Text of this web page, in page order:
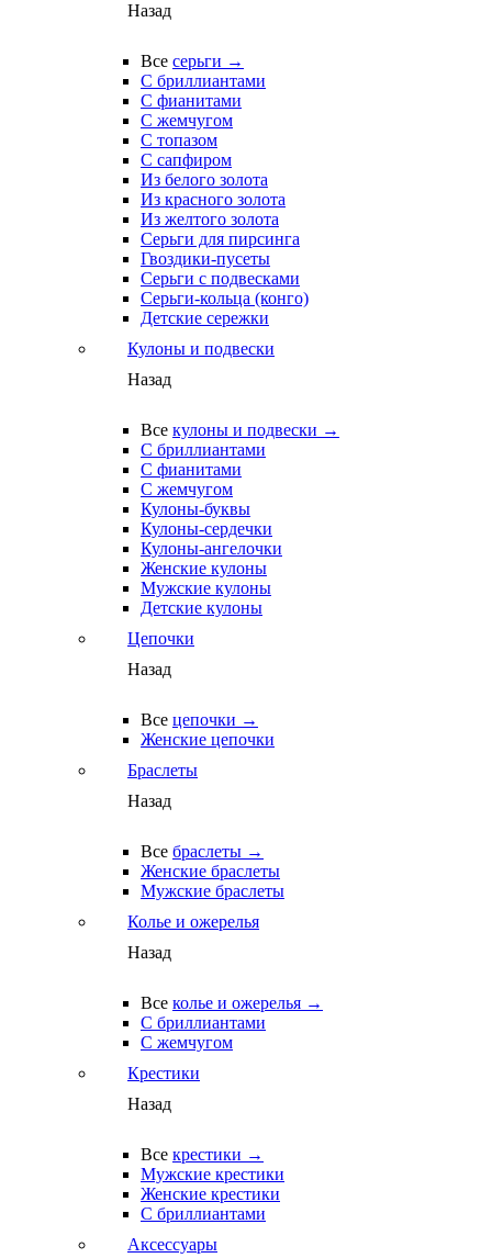
Назад
Все серьги →
С бриллиантами
С фианитами
С жемчугом
С топазом
С сапфиром
Из белого золота
Из красного золота
Из желтого золота
Серьги для пирсинга
Гвоздики-пусеты
Серьги с подвесками
Серьги-кольца (конго)
Детские сережки
Кулоны и подвески
Назад
Все кулоны и подвески →
С бриллиантами
С фианитами
С жемчугом
Кулоны-буквы
Кулоны-сердечки
Кулоны-ангелочки
Женские кулоны
Мужские кулоны
Детские кулоны
Цепочки
Назад
Все цепочки →
Женские цепочки
Браслеты
Назад
Все браслеты →
Женские браслеты
Мужские браслеты
Колье и ожерелья
Назад
Все колье и ожерелья →
С бриллиантами
С жемчугом
Крестики
Назад
Все крестики →
Мужские крестики
Женские крестики
С бриллиантами
Аксессуары